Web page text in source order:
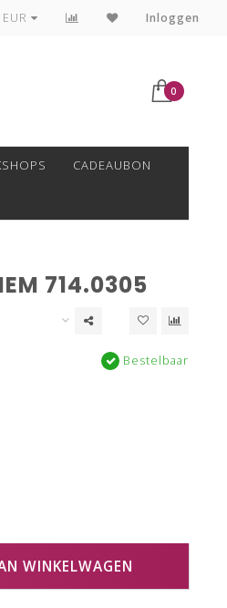
MET MOLLIE!
EUR Inloggen
0
CADEAUBON
714.0305
Bestelbaar
WINKELWAGEN